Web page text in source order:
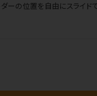
ーの位置を自由にスライドで